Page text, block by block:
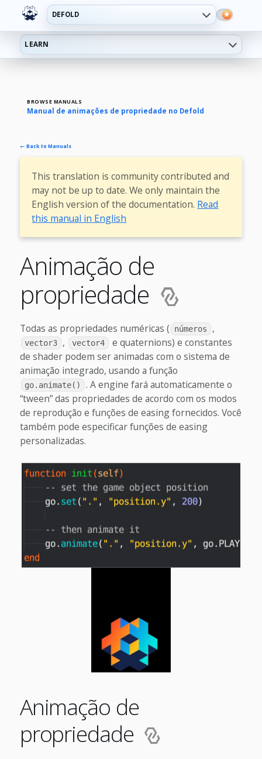
DEFOLD
LEARN
BROWSE MANUALS
Manual de animações de propriedade no Defold
← Back to Manuals
This translation is community contributed and
may not be up to date. We only maintain the
English version of the documentation. Read
this manual in English
Animação de
propriedade
Todas as propriedades numéricas ( números ,
vector3 , vector4
e quaternions) e constantes
de shader podem ser animadas com o sistema de
animação integrado, usando a função
go.animate()
. A engine fará automaticamente o
“tween” das propriedades de acordo com os modos
de reprodução e funções de easing fornecidos. Você
também pode especificar funções de easing
personalizadas.
Animação de
propriedade